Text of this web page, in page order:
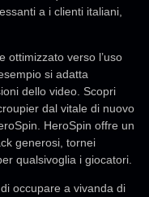
a i clienti italiani,
ottimizzato verso l’uso
si adatta
dello video. Scopri
dal vitale di nuovo
HeroSpin offre un
generosi, tornei
qualsivoglia i giocatori.
occupare a vivanda di